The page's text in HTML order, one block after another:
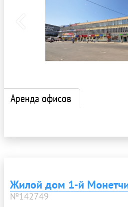
Аренда офисов
Жилой дом 1-й
№142749